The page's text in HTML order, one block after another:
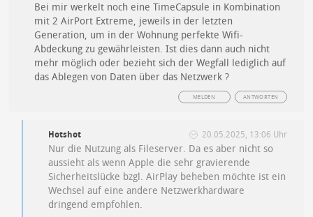
Bei mir werkelt noch eine TimeCapsule in Kombination
mit 2 AirPort Extreme, jeweils in der letzten
Generation, um in der Wohnung perfekte Wifi-
Abdeckung zu gewährleisten. Ist dies dann auch nicht
mehr möglich oder bezieht sich der Wegfall lediglich auf
das Ablegen von Daten über das Netzwerk ?
ANTWORTEN
MELDEN
Hotshot 20.05.2025, 13:06 Uhr
Nur die Nutzung als Fileserver. Da es aber nicht so
aussieht als wenn Apple die sehr gravierende
Sicherheitslücke bzgl. AirPlay beheben möchte ist ein
Wechsel auf eine andere Netzwerkhardware
dringend empfohlen.